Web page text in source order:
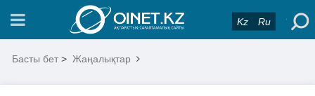
Kz Ru
Басты бет > Жаңалықтар